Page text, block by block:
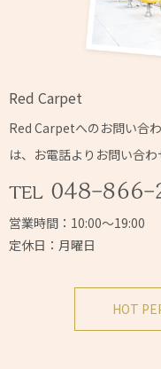
Red Carpet
Red Carpetへの お問い合
は、 お電話よりお問い合わ
営業時間：10:00～19:00
定休日：月曜日
HOT